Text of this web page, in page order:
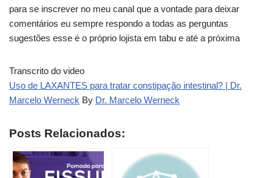
para se inscrever no meu canal que a vontade para deixar
comentários eu sempre respondo a todas as perguntas
sugestões esse é o próprio lojista em tabu e até a próxima
Transcrito do video
Uso de LAXANTES para tratar constipação intestinal? | Dr.
Marcelo Werneck By Dr. Marcelo Werneck
Posts Relacionados: